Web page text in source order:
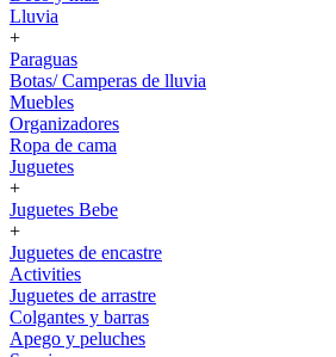
Lluvia
+
Paraguas
Botas/ Camperas de lluvia
Muebles
Organizadores
Ropa de cama
Juguetes
+
Juguetes Bebe
+
Juguetes de encastre
Activities
Juguetes de arrastre
Colgantes y barras
Apego y peluches